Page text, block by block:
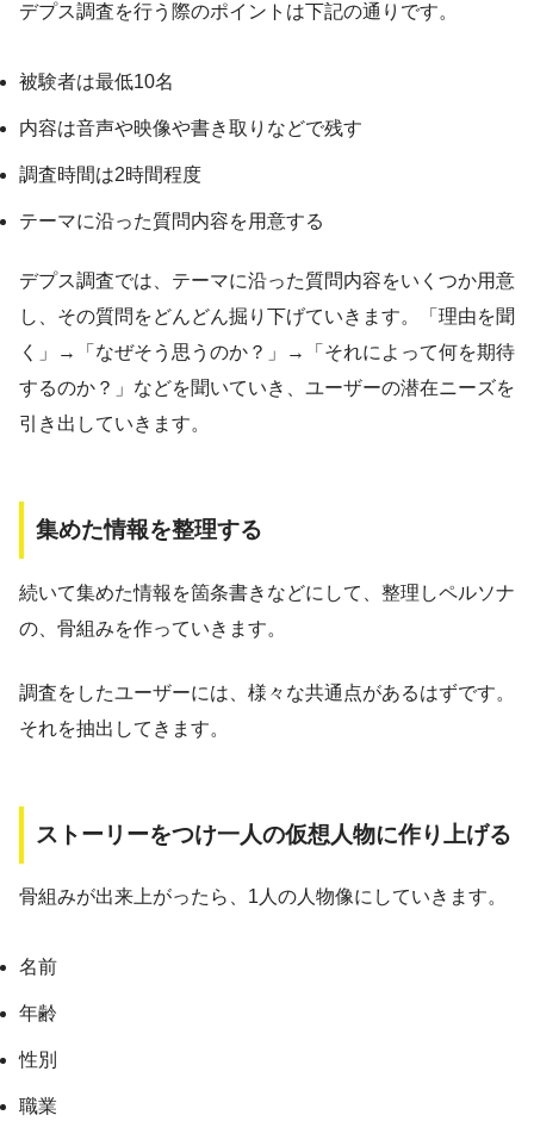
デプス調査を行う際のポイントは下記の通りです。
被験者は最低10名
内容は音声や映像や書き取りなどで残す
調査時間は2時間程度
テーマに沿った質問内容を用意する
デプス調査では、テーマに沿った質問内容をいくつか用意
し、その質問をどんどん掘り下げていきます。「理由を聞
く」→「なぜそう思うのか？」→「それによって何を期待
するのか？」などを聞いていき、ユーザーの潜在ニーズを
引き出していきます。
集めた情報を整理する
続いて集めた情報を箇条書きなどにして、整理しペルソナ
の、骨組みを作っていきます。
調査をしたユーザーには、様々な共通点があるはずです。
それを抽出してきます。
ストーリーをつけ一人の仮想人物に作り上げる
骨組みが出来上がったら、1人の人物像にしていきます。
名前
年齢
性別
職業